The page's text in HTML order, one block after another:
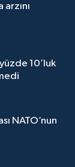
10’luk
NATO’nun